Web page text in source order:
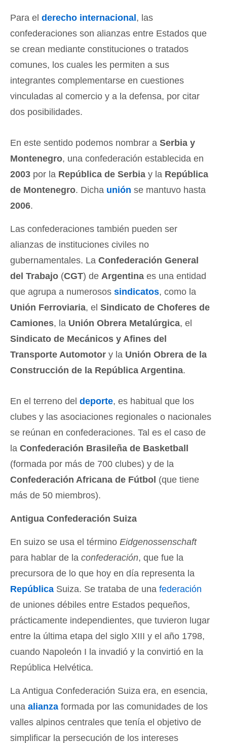
Para el derecho internacional , las
confederaciones son alianzas entre Estados que
se crean mediante constituciones o tratados
comunes, los cuales les permiten a sus
integrantes complementarse en cuestiones
vinculadas al comercio y a la defensa, por citar
dos posibilidades.
En este sentido podemos nombrar a Serbia y
Montenegro, una confederación establecida en
2003 por la República de Serbia y la República
de Montenegro. Dicha unión se mantuvo hasta
2006.
Las confederaciones también pueden ser
alianzas de instituciones civiles no
gubernamentales. La Confederación General
del Trabajo (CGT) de Argentina es una entidad
que agrupa a numerosos sindicatos, como la
Unión Ferroviaria, el Sindicato de Choferes de
Camiones, la Unión Obrera Metalúrgica, el
Sindicato de Mecánicos y Afines del
Transporte Automotor y la Unión Obrera de la
Construcción de la República Argentina.
En el terreno del deporte, es habitual que los
clubes y las asociaciones regionales o nacionales
se reúnan en confederaciones. Tal es el caso de
la Confederación Brasileña de Basketball
(formada por más de 700 clubes) y de la
Confederación Africana de Fútbol (que tiene
más de 50 miembros).
Antigua Confederación Suiza
En suizo se usa el término Eidgenossenschaft
para hablar de la confederación, que fue la
precursora de lo que hoy en día representa la
República Suiza. Se trataba de una federación
de uniones débiles entre Estados pequeños,
prácticamente independientes, que tuvieron lugar
entre la última etapa del siglo XIII y el año 1798,
cuando Napoleón I la invadió y la convirtió en la
República Helvética.
La Antigua Confederación Suiza era, en esencia,
una alianza formada por las comunidades de los
valles alpinos centrales que tenía el objetivo de
simplificar la persecución de los intereses